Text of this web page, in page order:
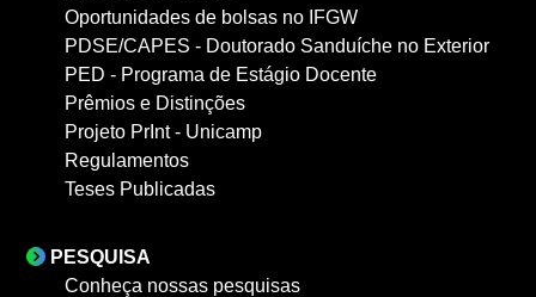
Oportunidades de bolsas no IFGW
PDSE/CAPES - Doutorado Sanduíche no Exterior
PED - Programa de Estágio Docente
Prêmios e Distinções
Projeto PrInt - Unicamp
Regulamentos
Teses Publicadas
PESQUISA
Conheça nossas pesquisas